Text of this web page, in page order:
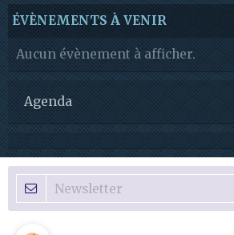
ÉVÈNEMENTS À VENIR
Aucun évènement à afficher.
Agenda